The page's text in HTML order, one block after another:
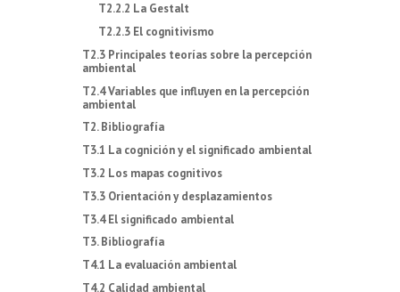
T2.2.2 La Gestalt
T2.2.3 El cognitivismo
T2.3 Principales teorías sobre la percepción
ambiental
T2.4 Variables que influyen en la percepción
ambiental
T2. Bibliografía
T3.1 La cognición y el significado ambiental
T3.2 Los mapas cognitivos
T3.3 Orientación y desplazamientos
T3.4 El significado ambiental
T3. Bibliografía
T4.1 La evaluación ambiental
T4.2 Calidad ambiental